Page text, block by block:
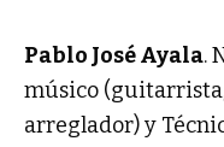
Pablo José Ayala.
músico
arreglador) y